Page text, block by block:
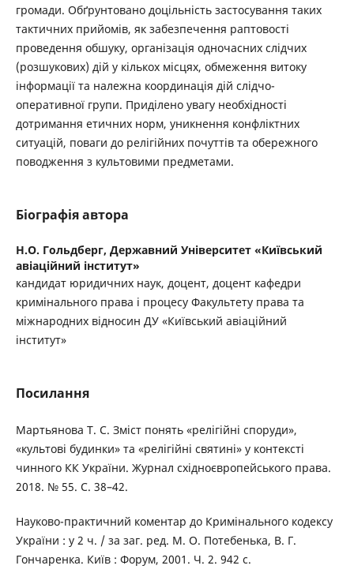
громади. Обґрунтовано доцільність застосування таких
тактичних прийомів, як забезпечення раптовості
проведення обшуку, організація одночасних слідчих
(розшукових) дій у кількох місцях, обмеження витоку
інформації та належна координація дій слідчо-
оперативної групи. Приділено увагу необхідності
дотримання етичних норм, уникнення конфліктних
ситуацій, поваги до релігійних почуттів та обережного
поводження з культовими предметами.
Біографія автора
Н.О. Гольдберг, Державний Університет «Київський
авіаційний інститут»
кандидат юридичних наук, доцент, доцент кафедри
кримінального права і процесу Факультету права та
міжнародних відносин ДУ «Київський авіаційний
інститут»
Посилання
Мартьянова Т. С. Зміст понять «релігійні споруди»,
«культові будинки» та «релігійні святині» у контексті
чинного КК України. Журнал східноєвропейського права.
2018. № 55. С. 38–42.
Науково-практичний коментар до Кримінального кодексу
України : у 2 ч. / за заг. ред. М. О. Потебенька, В. Г.
Гончаренка. Київ : Форум, 2001. Ч. 2. 942 с.